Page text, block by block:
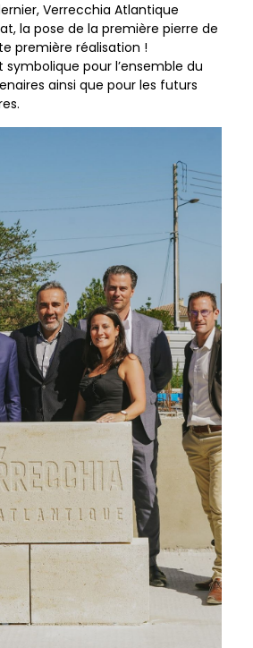
Verrecchia Atlantique
la pose de la première pierre de
première réalisation !
pour l’ensemble du
ainsi que pour les futurs